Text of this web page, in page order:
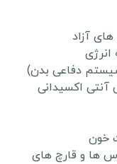
های آزاد
انرژی
دفاعی بدن)
آنتی اکسیدانی
خون
ها و قارچ های